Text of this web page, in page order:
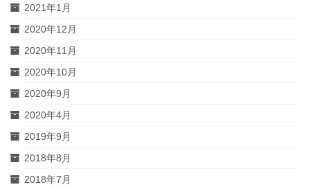
2021年1月
2020年12月
2020年11月
2020年10月
2020年9月
2020年4月
2019年9月
2018年8月
2018年7月